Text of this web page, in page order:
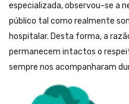
especializada, observou-se a
público tal como realmente
hospitalar. Desta forma, a
permanecem intactos o
sempre nos acompanharam